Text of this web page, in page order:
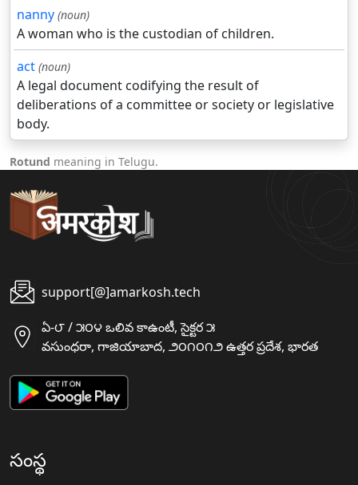
nanny (noun)
A woman who is the custodian of children.
act (noun)
A legal document codifying the result of
deliberations of a committee or society or legislative
body.
Rotund meaning in Telugu.
support[@]amarkosh.tech
ఏ-౮ / ౫౦౪ ఒలివ కాఉంటీ, సైక్టర ౫
వసుంధరా, గాజియాబాద, ౨౦౧౦౧౨ ఉత్తర ప్రదేశ, భారత
సంస్థ